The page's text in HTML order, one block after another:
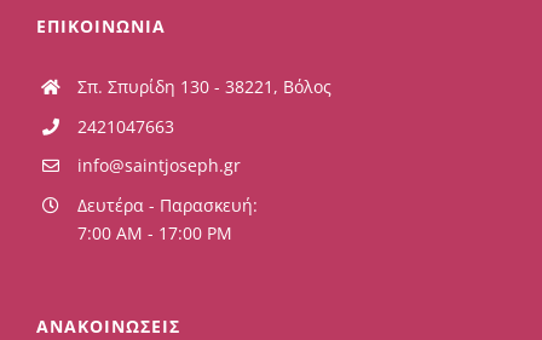
ΕΠΙΚΟΙΝΩΝΙΑ
Σπ. Σπυρίδη 130 - 38221, Βόλος
2421047663
info@saintjoseph.gr
Δευτέρα - Παρασκευή:
7:00 AM - 17:00 PM
ΑΝΑΚΟΙΝΩΣΕΙΣ